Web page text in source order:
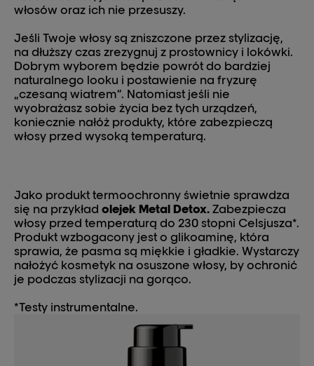
włosów oraz ich nie przesuszy.
Jeśli Twoje włosy są zniszczone przez stylizację,
na dłuższy czas zrezygnuj z prostownicy i lokówki.
Dobrym wyborem będzie powrót do bardziej
naturalnego looku i postawienie na fryzurę
„czesaną wiatrem”. Natomiast jeśli nie
wyobrażasz sobie życia bez tych urządzeń,
koniecznie nałóż produkty, które zabezpieczą
włosy przed wysoką temperaturą.
Jako produkt termoochronny świetnie sprawdza
się na przykład olejek Metal Detox. Zabezpiecza
włosy przed temperaturą do 230 stopni Celsjusza*.
Produkt wzbogacony jest o glikoaminę, która
sprawia, że pasma są miękkie i gładkie. Wystarczy
nałożyć kosmetyk na osuszone włosy, by ochronić
je podczas stylizacji na gorąco.
*Testy instrumentalne.